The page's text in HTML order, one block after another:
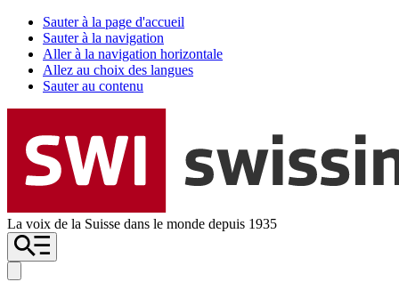
Sauter à la page d'accueil
Sauter à la navigation
Aller à la navigation horizontale
Allez au choix des langues
Sauter au contenu
La voix de la Suisse dans le monde depuis 1935